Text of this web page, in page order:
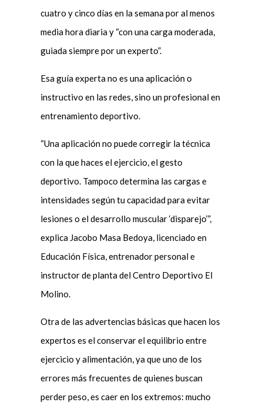
cuatro y cinco días en la semana por al menos
media hora diaria y “con una carga moderada,
guiada siempre por un experto”.
Esa guía experta no es una aplicación o
instructivo en las redes, sino un profesional en
entrenamiento deportivo.
“Una aplicación no puede corregir la técnica
con la que haces el ejercicio, el gesto
deportivo. Tampoco determina las cargas e
intensidades según tu capacidad para evitar
lesiones o el desarrollo muscular ‘disparejo’”,
explica Jacobo Masa Bedoya, licenciado en
Educación Física, entrenador personal e
instructor de planta del Centro Deportivo El
Molino.
Otra de las advertencias básicas que hacen los
expertos es el conservar el equilibrio entre
ejercicio y alimentación, ya que uno de los
errores más frecuentes de quienes buscan
perder peso, es caer en los extremos: mucho